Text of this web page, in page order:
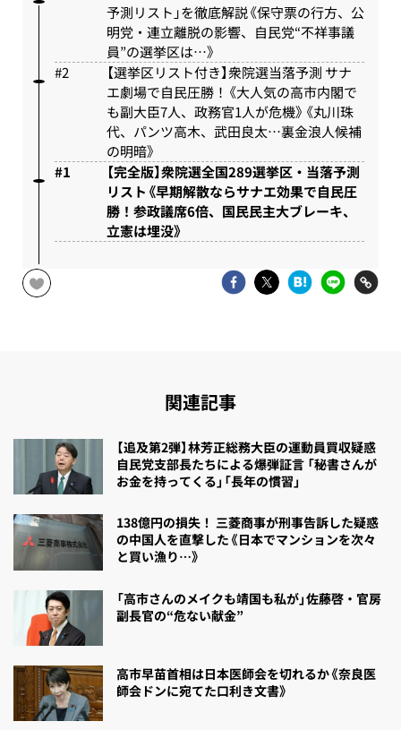
予測リスト」を徹底解説《保守票の行方、公
明党・連立離脱の影響、自民党“不祥事議
員”の選挙区は…》
【選挙区リスト付き】衆院選当落予測 サナ
エ劇場で自民圧勝！《大人気の高市内閣で
も副大臣7人、政務官1人が危機》《丸川珠
代、パンツ高木、武田良太…裏金浪人候補
の明暗》
【完全版】衆院選全国289選挙区・当落予測
リスト《早期解散ならサナエ効果で自民圧
勝！参政議席6倍、国民民主大ブレーキ、
立憲は埋没》
関連記事
【追及第2弾】林芳正総務大臣の運動員買収疑惑
自民党支部長たちによる爆弾証言 「秘書さんが
お金を持ってくる」「長年の慣習」
138億円の損失！ 三菱商事が刑事告訴した疑惑
の中国人を直撃した《日本でマンションを次々
と買い漁り…》
「高市さんのメイクも靖国も私が」佐藤啓・官房
副長官の“危ない献金”
高市早苗首相は日本医師会を切れるか《奈良医
師会ドンに宛てた口利き文書》